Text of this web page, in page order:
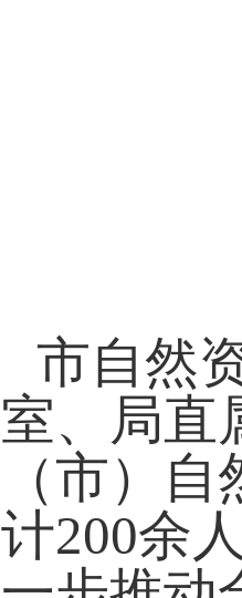
市自然
室、局直
（市）
计200余